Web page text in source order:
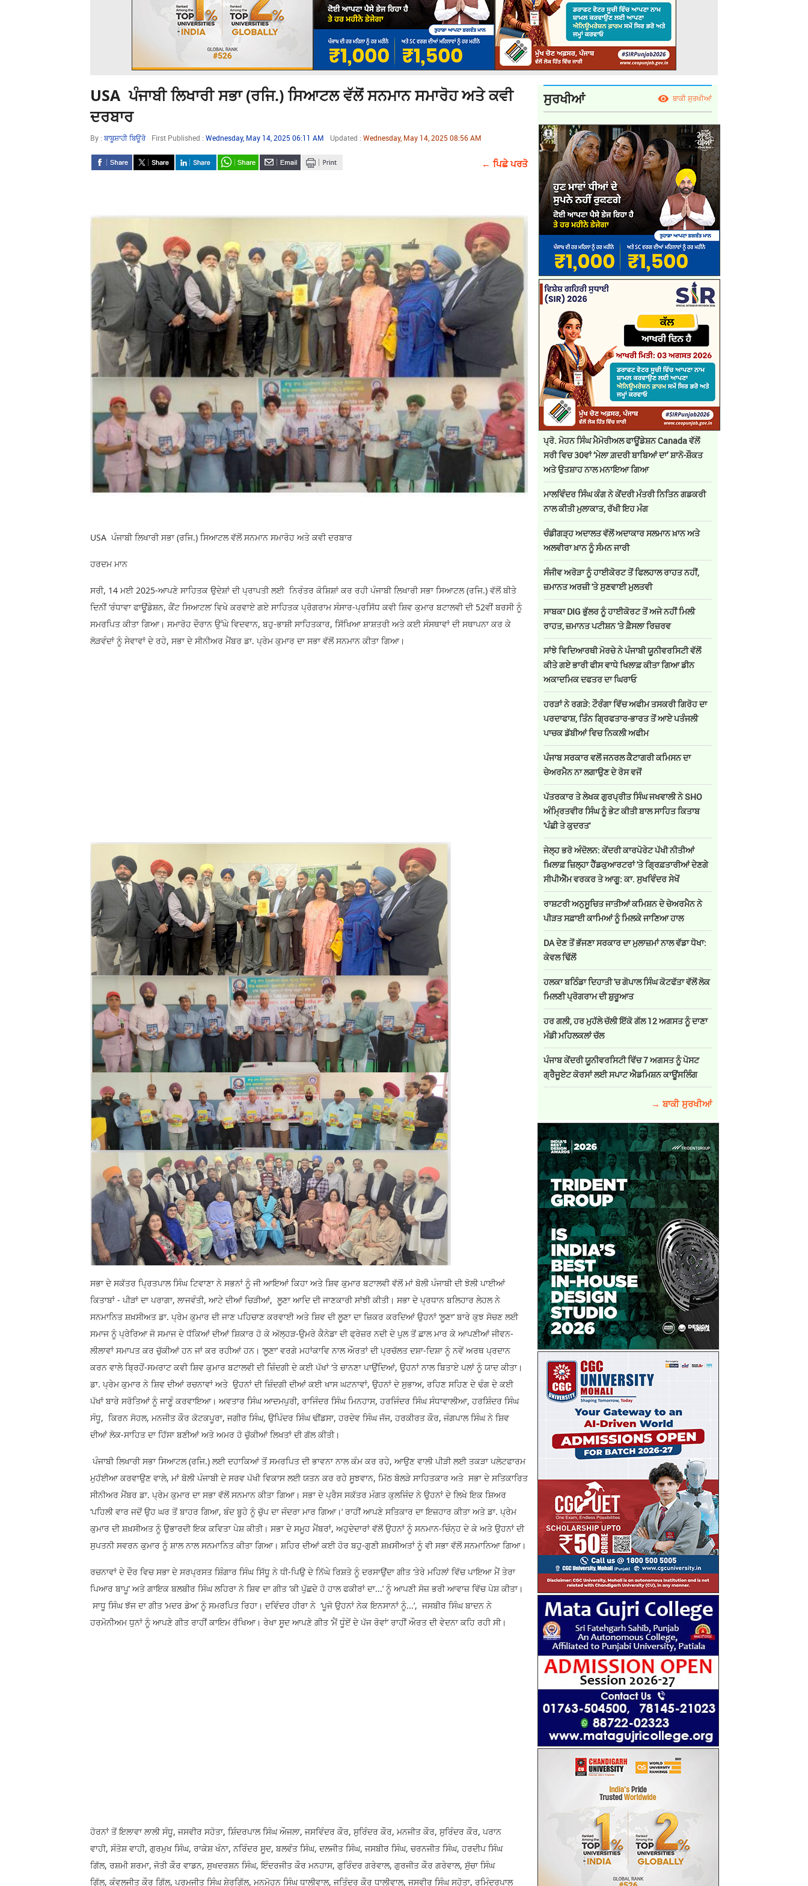
USA ਪੰਜਾਬੀ ਲਿਖਾਰੀ ਸਭਾ (ਰਜਿ.) ਸਿਆਟਲ ਵੱਲੋਂ ਸਨਮਾਨ ਸਮਾਰੋਹ ਅਤੇ ਕਵੀ
ਦਰਬਾਰ
By : ਬਾਬੂਸ਼ਾਹੀ ਬਿਊਰੋ First Published : Wednesday, May 14, 2025 06:11 AM Updated : Wednesday, May 14, 2025 08:56 AM
← ਪਿਛੇ ਪਰਤੋ
USA ਪੰਜਾਬੀ ਲਿਖਾਰੀ ਸਭਾ (ਰਜਿ.) ਸਿਆਟਲ ਵੱਲੋਂ ਸਨਮਾਨ ਸਮਾਰੋਹ ਅਤੇ ਕਵੀ ਦਰਬਾਰ
ਹਰਦਮ ਮਾਨ
ਸਰੀ, 14 ਮਈ 2025-ਆਪਣੇ ਸਾਹਿਤਕ ਉਦੇਸ਼ਾਂ ਦੀ ਪ੍ਰਾਪਤੀ ਲਈ ਨਿਰੰਤਰ ਕੋਸ਼ਿਸ਼ਾਂ ਕਰ ਰਹੀ ਪੰਜਾਬੀ ਲਿਖਾਰੀ ਸਭਾ ਸਿਆਟਲ (ਰਜਿ.) ਵੱਲੋਂ ਬੀਤੇ
ਦਿਨੀਂ ‘ਰੰਧਾਵਾ ਫਾਊਂਡੇਸ਼ਨ, ਕੈਂਟ ਸਿਆਟਲ’ ਵਿਖੇ ਕਰਵਾਏ ਗਏ ਸਾਹਿਤਕ ਪ੍ਰੋਗਰਾਮ ਸੰਸਾਰ-ਪ੍ਰਸਿੱਧ ਕਵੀ ਸ਼ਿਵ ਕੁਮਾਰ ਬਟਾਲਵੀ ਦੀ 52ਵੀਂ ਬਰਸੀ ਨੂੰ
ਸਮਰਪਿਤ ਕੀਤਾ ਗਿਆ। ਸਮਾਰੋਹ ਦੌਰਾਨ ਉੱਘੇ ਵਿਦਵਾਨ, ਬਹੁ-ਭਾਸ਼ੀ ਸਾਹਿਤਕਾਰ, ਸਿੱਖਿਆ ਸ਼ਾਸ਼ਤਰੀ ਅਤੇ ਕਈ ਸੰਸਥਾਵਾਂ ਦੀ ਸਥਾਪਨਾ ਕਰ ਕੇ
ਲੋੜਵੰਦਾਂ ਨੂੰ ਸੇਵਾਵਾਂ ਦੇ ਰਹੇ, ਸਭਾ ਦੇ ਸੀਨੀਅਰ ਮੈਂਬਰ ਡਾ. ਪ੍ਰੇਮ ਕੁਮਾਰ ਦਾ ਸਭਾ ਵੱਲੋਂ ਸਨਮਾਨ ਕੀਤਾ ਗਿਆ।
ਸਭਾ ਦੇ ਸਕੱਤਰ ਪ੍ਰਿਤਪਾਲ ਸਿੰਘ ਟਿਵਾਣਾ ਨੇ ਸਭਨਾਂ ਨੂੰ ਜੀ ਆਇਆਂ ਕਿਹਾ ਅਤੇ ਸ਼ਿਵ ਕੁਮਾਰ ਬਟਾਲਵੀ ਵੱਲੋਂ ਮਾਂ ਬੋਲੀ ਪੰਜਾਬੀ ਦੀ ਝੋਲੀ ਪਾਈਆਂ
ਕਿਤਾਬਾਂ - ਪੀੜਾਂ ਦਾ ਪਰਾਗਾ, ਲਾਜਵੰਤੀ, ਆਟੇ ਦੀਆਂ ਚਿੜੀਆਂ, ਲੂਣਾ ਆਦਿ ਦੀ ਜਾਣਕਾਰੀ ਸਾਂਝੀ ਕੀਤੀ। ਸਭਾ ਦੇ ਪ੍ਰਧਾਨ ਬਲਿਹਾਰ ਲੇਹਲ ਨੇ
ਸਨਮਾਨਿਤ ਸ਼ਖ਼ਸੀਅਤ ਡਾ. ਪ੍ਰੇਮ ਕੁਮਾਰ ਦੀ ਜਾਣ ਪਹਿਚਾਣ ਕਰਵਾਈ ਅਤੇ ਸ਼ਿਵ ਦੀ ਲੂਣਾ ਦਾ ਜ਼ਿਕਰ ਕਰਦਿਆਂ ਉਹਨਾਂ ‘ਲੂਣਾ’ ਬਾਰੇ ਕੁਝ ਸੋਚਣ ਲਈ
ਸਮਾਜ ਨੂੰ ਪ੍ਰੇਰਿਆ ਜੋ ਸਮਾਜ ਦੇ ਧੱਕਿਆਂ ਦੀਆਂ ਸ਼ਿਕਾਰ ਹੋ ਕੇ ਅੱਲ੍ਹੜ-ਉਮਰੇ ਕੈਨੇਡਾ ਦੀ ਫ੍ਰੇਜ਼ਰ ਨਦੀ ਦੇ ਪੁਲ ਤੋਂ ਛਾਲ ਮਾਰ ਕੇ ਆਪਣੀਆਂ ਜੀਵਨ-
ਲੀਲਾਵਾਂ ਸਮਾਪਤ ਕਰ ਚੁੱਕੀਆਂ ਹਨ ਜਾਂ ਕਰ ਰਹੀਆਂ ਹਨ। ‘ਲੂਣਾ’ ਵਰਗੇ ਮਹਾਂਕਾਵਿ ਨਾਲ ਔਰਤਾਂ ਦੀ ਪ੍ਰਚੱਲਤ ਦਸ਼ਾ-ਦਿਸ਼ਾ ਨੂੰ ਨਵੇਂ ਅਰਥ ਪ੍ਰਦਾਨ
ਕਰਨ ਵਾਲੇ ਬ੍ਰਿਹੋਂ-ਸਮਰਾਟ ਕਵੀ ਸ਼ਿਵ ਕੁਮਾਰ ਬਟਾਲਵੀ ਦੀ ਜ਼ਿੰਦਗੀ ਦੇ ਕਈ ਪੱਖਾਂ ‘ਤੇ ਚਾਨਣਾ ਪਾਉਂਦਿਆਂ, ਉਹਨਾਂ ਨਾਲ ਬਿਤਾਏ ਪਲਾਂ ਨੂੰ ਯਾਦ ਕੀਤਾ।
ਡਾ. ਪ੍ਰੇਮ ਕੁਮਾਰ ਨੇ ਸ਼ਿਵ ਦੀਆਂ ਰਚਨਾਵਾਂ ਅਤੇ ਉਹਨਾਂ ਦੀ ਜ਼ਿੰਦਗੀ ਦੀਆਂ ਕਈ ਖਾਸ ਘਟਨਾਵਾਂ, ਉਹਨਾਂ ਦੇ ਸੁਭਾਅ, ਰਹਿਣ ਸਹਿਣ ਦੇ ਢੰਗ ਦੇ ਕਈ
ਪੱਖਾਂ ਬਾਰੇ ਸਰੋਤਿਆਂ ਨੂੰ ਜਾਣੂੰ ਕਰਵਾਇਆ। ਅਵਤਾਰ ਸਿੰਘ ਆਦਮਪੁਰੀ, ਰਾਜਿੰਦਰ ਸਿੰਘ ਮਿਨਹਾਸ, ਹਰਜਿੰਦਰ ਸਿੰਘ ਸੰਧਾਵਾਲੀਆ, ਹਰਸ਼ਿੰਦਰ ਸਿੰਘ
ਸੰਧੂ, ਕਿਰਨ ਸੋਹਲ, ਮਨਜੀਤ ਕੌਰ ਕੋਟਕਪੂਰਾ, ਜਗੀਰ ਸਿੰਘ, ਉਪਿੰਦਰ ਸਿੰਘ ਢੀਂਡਸਾ, ਹਰਦੇਵ ਸਿੰਘ ਜੱਜ, ਹਰਕੀਰਤ ਕੌਰ, ਜੰਗਪਾਲ ਸਿੰਘ ਨੇ ਸ਼ਿਵ
ਦੀਆਂ ਲੋਕ-ਸਾਹਿਤ ਦਾ ਹਿੱਸਾ ਬਣੀਆਂ ਅਤੇ ਅਮਰ ਹੋ ਚੁੱਕੀਆਂ ਲਿਖਤਾਂ ਦੀ ਗੱਲ ਕੀਤੀ।
ਪੰਜਾਬੀ ਲਿਖਾਰੀ ਸਭਾ ਸਿਆਟਲ (ਰਜਿ.) ਲਈ ਦਹਾਕਿਆਂ ਤੋਂ ਸਮਰਪਿਤ ਦੀ ਭਾਵਨਾ ਨਾਲ ਕੰਮ ਕਰ ਰਹੇ, ਆਉਣ ਵਾਲੀ ਪੀੜੀ ਲਈ ਤਕੜਾ ਪਲੇਟਫਾਰਮ
ਮੁਹੱਈਆ ਕਰਵਾਉਣ ਵਾਲੇ, ਮਾਂ ਬੋਲੀ ਪੰਜਾਬੀ ਦੇ ਸਰਵ ਪੱਖੀ ਵਿਕਾਸ ਲਈ ਯਤਨ ਕਰ ਰਹੇ ਸੂਝਵਾਨ, ਮਿੱਠ ਬੋਲੜੇ ਸਾਹਿਤਕਾਰ ਅਤੇ ਸਭਾ ਦੇ ਸਤਿਕਾਰਿਤ
ਸੀਨੀਅਰ ਮੈਂਬਰ ਡਾ. ਪ੍ਰੇਮ ਕੁਮਾਰ ਦਾ ਸਭਾ ਵੱਲੋਂ ਸਨਮਾਨ ਕੀਤਾ ਗਿਆ। ਸਭਾ ਦੇ ਪ੍ਰੈਸ ਸਕੱਤਰ ਮੰਗਤ ਕੁਲਜਿੰਦ ਨੇ ਉਹਨਾਂ ਦੇ ਲਿਖੇ ਇਕ ਸ਼ਿਅਰ
‘ਪਹਿਲੀ ਵਾਰ ਜਦੋਂ ਉਹ ਘਰ ਤੋਂ ਬਾਹਰ ਗਿਆ, ਬੰਦ ਬੂਹੇ ਨੂੰ ਚੁੱਪ ਦਾ ਜੰਦਰਾ ਮਾਰ ਗਿਆ।’ ਰਾਹੀਂ ਆਪਣੇ ਸਤਿਕਾਰ ਦਾ ਇਜ਼ਹਾਰ ਕੀਤਾ ਅਤੇ ਡਾ. ਪ੍ਰੇਮ
ਕੁਮਾਰ ਦੀ ਸ਼ਖ਼ਸੀਅਤ ਨੂੰ ਉਭਾਰਦੀ ਇਕ ਕਵਿਤਾ ਪੇਸ਼ ਕੀਤੀ। ਸਭਾ ਦੇ ਸਮੂਹ ਮੈਂਬਰਾਂ, ਅਹੁਦੇਦਾਰਾਂ ਵੱਲੋਂ ਉਹਨਾਂ ਨੂੰ ਸਨਮਾਨ-ਚਿੰਨ੍ਹ ਦੇ ਕੇ ਅਤੇ ਉਹਨਾਂ ਦੀ
ਸੁਪਤਨੀ ਸਵਰਨ ਕੁਮਾਰ ਨੂੰ ਸ਼ਾਲ ਨਾਲ ਸਨਮਾਨਿਤ ਕੀਤਾ ਗਿਆ। ਸ਼ਹਿਰ ਦੀਆਂ ਕਈ ਹੋਰ ਬਹੁ-ਗੁਣੀ ਸ਼ਖ਼ਸੀਅਤਾਂ ਨੂੰ ਵੀ ਸਭਾ ਵੱਲੋਂ ਸਨਮਾਨਿਆ ਗਿਆ।
ਰਚਨਾਵਾਂ ਦੇ ਦੌਰ ਵਿਚ ਸਭਾ ਦੇ ਸਰਪ੍ਰਸਤ ਸ਼ਿੰਗਾਰ ਸਿੰਘ ਸਿੱਧੂ ਨੇ ਧੀ-ਪਿਉ ਦੇ ਨਿੱਘੇ ਰਿਸ਼ਤੇ ਨੂੰ ਦਰਸਾਉਂਦਾ ਗੀਤ ‘ਤੇਰੇ ਮਹਿਲਾਂ ਵਿੱਚ ਪਾਇਆ ਮੈਂ ਤੇਰਾ
ਪਿਆਰ ਬਾਪੂ’ ਅਤੇ ਗਾਇਕ ਬਲਬੀਰ ਸਿੰਘ ਲਹਿਰਾ ਨੇ ਸ਼ਿਵ ਦਾ ਗੀਤ ‘ਕੀ ਪੁੱਛਦੇ ਹੋ ਹਾਲ ਫਕੀਰਾਂ ਦਾ...’ ਨੂੰ ਆਪਣੀ ਸੋਜ਼ ਭਰੀ ਆਵਾਜ਼ ਵਿੱਚ ਪੇਸ਼ ਕੀਤਾ।
ਸਾਧੂ ਸਿੰਘ ਝੱਜ ਦਾ ਗੀਤ ‘ਮਦਰ ਡੇਅ’ ਨੂੰ ਸਮਰਪਿਤ ਰਿਹਾ। ਦਵਿੰਦਰ ਹੀਰਾ ਨੇ ‘ਪੂਜੋ ਉਹਨਾਂ ਨੇਕ ਇਨਸਾਨਾਂ ਨੂੰ...’, ਜਸਬੀਰ ਸਿੰਘ ਬਾਦਨ ਨੇ
ਹਰਮੋਨੀਅਮ ਧੁਨਾਂ ਨੂੰ ਆਪਣੇ ਗੀਤ ਰਾਹੀਂ ਕਾਇਮ ਰੱਖਿਆ। ਰੇਖਾ ਸੂਦ ਆਪਣੇ ਗੀਤ ‘ਮੈਂ ਧੂੰਏਂ ਦੇ ਪੱਜ ਰੋਵਾਂ’ ਰਾਹੀਂ ਔਰਤ ਦੀ ਵੇਦਨਾ ਕਹਿ ਰਹੀ ਸੀ।
ਹੋਰਨਾਂ ਤੋਂ ਇਲਾਵਾ ਲਾਲੀ ਸੰਧੂ, ਜਸਵੀਰ ਸਹੋਤਾ, ਸ਼ਿੰਦਰਪਾਲ ਸਿੰਘ ਔਜਲਾ, ਜਸਵਿੰਦਰ ਕੌਰ, ਸੁਰਿੰਦਰ ਕੌਰ, ਮਨਜੀਤ ਕੌਰ, ਸੁਰਿੰਦਰ ਕੌਰ, ਪਰਾਨ
ਵਾਹੀ, ਸੰਤੋਸ਼ ਵਾਹੀ, ਗੁਰਮੁਖ ਸਿੰਘ, ਰਾਕੇਸ਼ ਖੰਨਾ, ਨਰਿੰਦਰ ਸੂਦ, ਬਲਵੰਤ ਸਿੰਘ, ਦਲਜੀਤ ਸਿੰਘ, ਜਸਬੀਰ ਸਿੰਘ, ਚਰਨਜੀਤ ਸਿੰਘ, ਹਰਦੀਪ ਸਿੰਘ
ਗਿੱਲ, ਰਸ਼ਮੀ ਸ਼ਰਮਾ, ਜੋਤੀ ਕੌਰ ਵਾਡਨ, ਸੁਖਦਰਸ਼ਨ ਸਿੰਘ, ਇੰਦਰਜੀਤ ਕੌਰ ਮਨਹਾਸ, ਗੁਰਿੰਦਰ ਗਰੇਵਾਲ, ਗੁਰਜੀਤ ਕੌਰ ਗਰੇਵਾਲ, ਸੁੱਚਾ ਸਿੰਘ
ਗਿੱਲ, ਕੰਵਲਜੀਤ ਕੌਰ ਗਿੱਲ, ਪਰਮਜੀਤ ਸਿੰਘ ਸ਼ੇਰਗਿੱਲ, ਮਨਮੋਹਨ ਸਿੰਘ ਧਾਲੀਵਾਲ, ਜਤਿੰਦਰ ਕੌਰ ਧਾਲੀਵਾਲ, ਜਸਵੀਰ ਸਿੰਘ ਸਹੋਤਾ, ਰਮਿੰਦਰਪਾਲ
ਸੁਰਖੀਆਂ ਬਾਕੀ ਸੁਰਖੀਆਂ
ਪ੍ਰੋ. ਮੋਹਨ ਸਿੰਘ ਮੈਮੋਰੀਅਲ ਫਾਊਂਡੇਸ਼ਨ Canada ਵੱਲੋਂ
ਸਰੀ ਵਿਚ 30ਵਾਂ ‘ਮੇਲਾ ਗ਼ਦਰੀ ਬਾਬਿਆਂ ਦਾ’ ਸ਼ਾਨੋ-ਸ਼ੌਕਤ
ਅਤੇ ਉਤਸ਼ਾਹ ਨਾਲ ਮਨਾਇਆ ਗਿਆ
ਮਾਲਵਿੰਦਰ ਸਿੰਘ ਕੰਗ ਨੇ ਕੇਂਦਰੀ ਮੰਤਰੀ ਨਿਤਿਨ ਗਡਕਰੀ
ਨਾਲ ਕੀਤੀ ਮੁਲਾਕਾਤ, ਰੱਖੀ ਇਹ ਮੰਗ
ਚੰਡੀਗੜ੍ਹ ਅਦਾਲਤ ਵੱਲੋਂ ਅਦਾਕਾਰ ਸਲਮਾਨ ਖ਼ਾਨ ਅਤੇ
ਅਲਵੀਰਾ ਖ਼ਾਨ ਨੂੰ ਸੰਮਨ ਜਾਰੀ
ਸੰਜੀਵ ਅਰੋੜਾ ਨੂੰ ਹਾਈਕੋਰਟ ਤੋਂ ਫਿਲਹਾਲ ਰਾਹਤ ਨਹੀਂ,
ਜ਼ਮਾਨਤ ਅਰਜ਼ੀ 'ਤੇ ਸੁਣਵਾਈ ਮੁਲਤਵੀ
ਸਾਬਕਾ DIG ਭੁੱਲਰ ਨੂੰ ਹਾਈਕੋਰਟ ਤੋਂ ਅਜੇ ਨਹੀਂ ਮਿਲੀ
ਰਾਹਤ, ਜ਼ਮਾਨਤ ਪਟੀਸ਼ਨ 'ਤੇ ਫ਼ੈਸਲਾ ਰਿਜ਼ਰਵ
ਸਾਂਝੇ ਵਿਦਿਆਰਥੀ ਮੋਰਚੇ ਨੇ ਪੰਜਾਬੀ ਯੂਨੀਵਰਸਿਟੀ ਵੱਲੋਂ
ਕੀਤੇ ਗਏ ਭਾਰੀ ਫੀਸ ਵਾਧੇ ਖਿਲਾਫ਼ ਕੀਤਾ ਗਿਆ ਡੀਨ
ਅਕਾਦਮਿਕ ਦਫਤਰ ਦਾ ਘਿਰਾਓ
ਹਰੜਾਂ ਨੇ ਰਗੜੇ: ਟੌਰੰਗਾ ਵਿੱਚ ਅਫੀਮ ਤਸਕਰੀ ਗਿਰੋਹ ਦਾ
ਪਰਦਾਫਾਸ਼, ਤਿੰਨ ਗ੍ਰਿਫਤਾਰ-ਭਾਰਤ ਤੋਂ ਆਏ ਪਤੰਜਲੀ
ਪਾਚਕ ਡੱਬੀਆਂ ਵਿਚ ਨਿਕਲੀ ਅਫੀਮ
ਪੰਜਾਬ ਸਰਕਾਰ ਵਲੋਂ ਜਨਰਲ ਕੈਟਾਗਰੀ ਕਮਿਸਨ ਦਾ
ਚੇਅਰਮੈਨ ਨਾ ਲਗਾਉਣ ਦੇ ਰੋਸ ਵਜੋਂ
ਪੱਤਰਕਾਰ ਤੇ ਲੇਖਕ ਗੁਰਪ੍ਰੀਤ ਸਿੰਘ ਜਖਵਾਲੀ ਨੇ SHO
ਅੰਮ੍ਰਿਤਵੀਰ ਸਿੰਘ ਨੂੰ ਭੇਟ ਕੀਤੀ ਬਾਲ ਸਾਹਿਤ ਕਿਤਾਬ
'ਪੰਛੀ ਤੇ ਕੁਦਰਤ'
ਜੇਲ੍ਹ ਭਰੋ ਅੰਦੋਲਨ: ਕੇਂਦਰੀ ਕਾਰਪੋਰੇਟ ਪੱਖੀ ਨੀਤੀਆਂ
ਖ਼ਿਲਾਫ਼ ਜ਼ਿਲ੍ਹਾ ਹੈੱਡਕੁਆਰਟਰਾਂ 'ਤੇ ਗ੍ਰਿਫ਼ਤਾਰੀਆਂ ਦੇਣਗੇ
ਸੀਪੀਐੱਮ ਵਰਕਰ ਤੇ ਆਗੂ: ਕਾ. ਸੁਖਵਿੰਦਰ ਸੇਖੋਂ
ਰਾਸ਼ਟਰੀ ਅਨੁਸੂਚਿਤ ਜਾਤੀਆਂ ਕਮਿਸ਼ਨ ਦੇ ਚੇਅਰਮੈਨ ਨੇ
ਪੀੜਤ ਸਫ਼ਾਈ ਕਾਮਿਆਂ ਨੂੰ ਮਿਲਕੇ ਜਾਣਿਆ ਹਾਲ
DA ਦੇਣ‌ ਤੋਂ ਭੱਜਣਾ ਸਰਕਾਰ ਦਾ ਮੁਲਾਜ਼ਮਾਂ ਨਾਲ ਵੱਡਾ ਧੋਖਾ:
ਕੇਵਲ ਢਿੱਲੋਂ
ਹਲਕਾ ਬਠਿੰਡਾ ਦਿਹਾਤੀ 'ਚ ਗੋਪਾਲ ਸਿੰਘ ਕੋਟਫੱਤਾ ਵੱਲੋਂ ਲੋਕ
ਮਿਲਣੀ ਪ੍ਰੋਗਰਾਮ ਦੀ ਸ਼ੁਰੂਆਤ
ਹਰ ਗਲੀ, ਹਰ ਮੁਹੱਲੇ ਚੱਲੀ ਇੱਕੋ ਗੱਲ 12 ਅਗਸਤ ਨੂੰ ਦਾਣਾ
ਮੰਡੀ ਮਹਿਲਕਲਾਂ ਚੱਲ
ਪੰਜਾਬ ਕੇਂਦਰੀ ਯੂਨੀਵਰਸਿਟੀ ਵਿੱਚ 7 ਅਗਸਤ ਨੂੰ ਪੋਸਟ
ਗ੍ਰੈਜੂਏਟ ਕੋਰਸਾਂ ਲਈ ਸਪਾਟ ਐਡਮਿਸ਼ਨ ਕਾਊਂਸਲਿੰਗ
→ ਬਾਕੀ ਸੁਰਖੀਆਂ